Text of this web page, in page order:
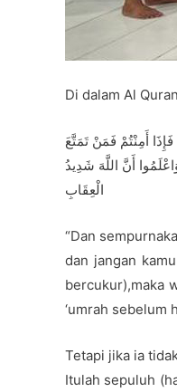
Di dalam Al
أَمِنْتُمْ فَمَنْ تَمَتَّعَ
أَنَّ اللَّهَ شَدِيدُ
الْعِقَابِ
“Dan
dan jangan
bercukur),maka
‘umrah sebelum
Tetapi jika ia
Itulah sepuluh